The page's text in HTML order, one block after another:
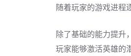
随着玩家的游戏进程
除了基础的能力提升
玩家能够激活英雄的